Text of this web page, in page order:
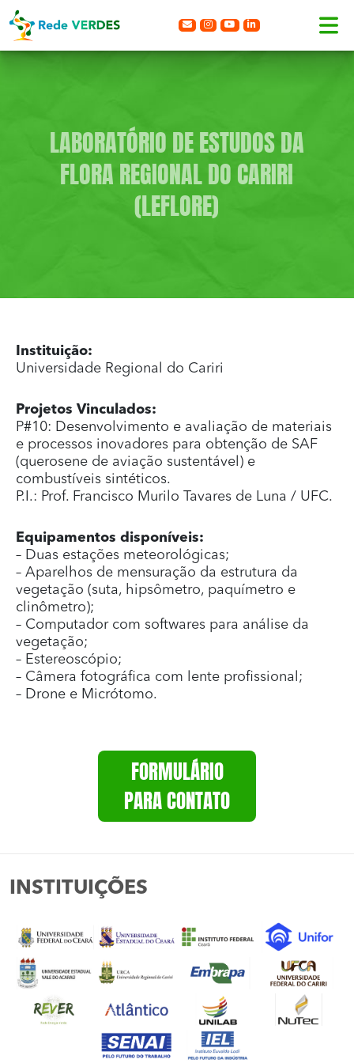
LABORATÓRIO DE ESTUDOS DA
FLORA REGIONAL DO CARIRI
(LEFLORE)
Instituição:
Universidade Regional do Cariri
Projetos Vinculados:
P#10: Desenvolvimento e avaliação de materiais
e processos inovadores para obtenção de SAF
(querosene de aviação sustentável) e
combustíveis sintéticos.
P.I.: Prof. Francisco Murilo Tavares de Luna / UFC.
Equipamentos disponíveis:
– Duas estações meteorológicas;
– Aparelhos de mensuração da estrutura da
vegetação (suta, hipsômetro, paquímetro e
clinômetro);
– Computador com softwares para análise da
vegetação;
– Estereoscópio;
– Câmera fotográfica com lente profissional;
– Drone e Micrótomo.
FORMULÁRIO
PARA CONTATO
INSTITUIÇÕES